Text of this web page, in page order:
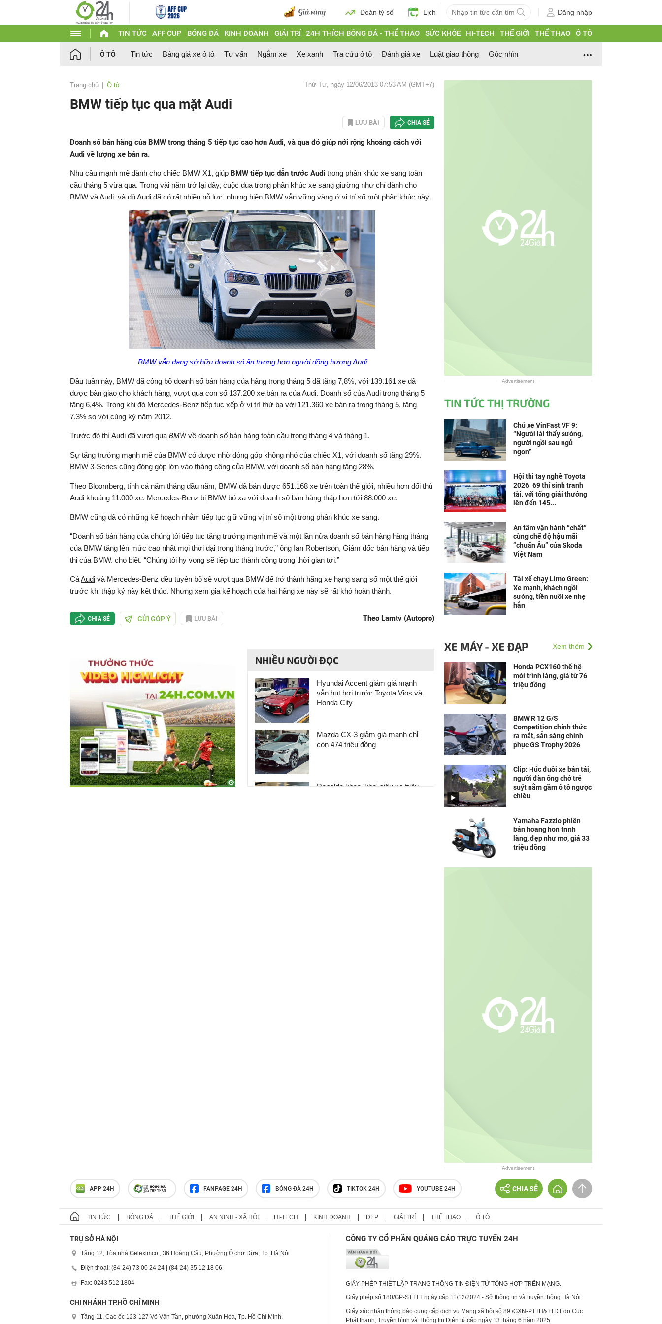
Đoán tỷ số Lịch Đăng nhập
TIN TỨC AFF CUP BÓNG ĐÁ KINH DOANH GIẢI TRÍ 24H THÍCH BÓNG ĐÁ - THỂ THAO SỨC KHỎE HI-TECH THẾ GIỚI THỂ THAO Ô TÔ
Ô TÔ Tin tức Bảng giá xe ô tô Tư vấn Ngắm xe Xe xanh Tra cứu ô tô Đánh giá xe Luật giao thông Góc nhìn
Trang chủ Ô tô Thứ Tư, ngày 12/06/2013 07:53 AM (GMT+7)
BMW tiếp tục qua mặt Audi
LƯU BÀI CHIA SẺ
Doanh số bán hàng của BMW trong tháng 5 tiếp tục cao hơn Audi, và qua đó giúp nới rộng khoảng cách với
Audi về lượng xe bán ra.
Nhu cầu mạnh mẽ dành cho chiếc BMW X1, giúp BMW tiếp tục dẫn trước Audi trong phân khúc xe sang toàn
cầu tháng 5 vừa qua. Trong vài năm trở lại đây, cuộc đua trong phân khúc xe sang giường như chỉ dành cho
BMW và Audi, và dù Audi đã có rất nhiều nỗ lực, nhưng hiện BMW vẫn vững vàng ở vị trí số một phân khúc này.
BMW vẫn đang sở hữu doanh só ấn tượng hơn người đồng hương Audi
Đầu tuần này, BMW đã công bố doanh số bán hàng của hãng trong tháng 5 đã tăng 7,8%, với 139.161 xe đã
được bàn giao cho khách hàng, vượt qua con số 137.200 xe bán ra của Audi. Doanh số của Audi trong tháng 5
tăng 6,4%. Trong khi đó Mercedes-Benz tiếp tục xếp ở vị trí thứ ba với 121.360 xe bán ra trong tháng 5, tăng
7,3% so với cùng kỳ năm 2012.
Trước đó thì Audi đã vượt qua BMWvề doanh số bán hàng toàn cầu trong tháng 4 và tháng 1.
Sự tăng trưởng mạnh mẽ của BMW có được nhờ đóng góp không nhỏ của chiếc X1, với doanh số tăng 29%.
BMW 3-Series cũng đóng góp lớn vào tháng công của BMW, với doanh số bán hàng tăng 28%.
Theo Bloomberg, tính cả năm tháng đầu năm, BMW đã bán được 651.168 xe trên toàn thế giới, nhiều hơn đối thủ
Audi khoảng 11.000 xe. Mercedes-Benz bị BMW bỏ xa với doanh số bán hàng thấp hơn tới 88.000 xe.
BMW cũng đã có những kế hoạch nhằm tiếp tục giữ vững vị trí số một trong phân khúc xe sang.
“Doanh số bán hàng của chúng tôi tiếp tục tăng trưởng mạnh mẽ và một lần nữa doanh số bán hàng hàng tháng
của BMW tăng lên mức cao nhất mọi thời đại trong tháng trước,” ông Ian Robertson, Giám đốc bán hàng và tiếp
thị của BMW, cho biết. “Chúng tôi hy vọng sẽ tiếp tục thành công trong thời gian tới.”
CảAudi và Mercedes-Benz đều tuyên bố sẽ vượt qua BMW để trở thành hãng xe hạng sang số một thế giới
trước khi thập kỷ này kết thúc. Nhưng xem gia kế hoạch của hai hãng xe này sẽ rất khó hoàn thành.
CHIA SẺ GỬI GÓP Ý LƯU BÀI Theo Lamtv (Autopro)
NHIỀU NGƯỜI ĐỌC
Hyundai Accent giảm giá mạnh
vẫn hụt hơi trước Toyota Vios và
Honda City
Mazda CX-3 giảm giá mạnh chỉ
còn 474 triệu đồng
Ronaldo khoe 'kho' siêu xe triệu
Advertisement
TIN TỨC THỊ TRƯỜNG
Chủ xe VinFast VF 9:
“Người lái thấy sướng,
người ngồi sau ngủ
ngon”
Hội thi tay nghề Toyota
2026: 69 thí sinh tranh
tài, với tổng giải thưởng
lên đến 145...
An tâm vận hành “chất”
cùng chế độ hậu mãi
“chuẩn Âu” của Skoda
Việt Nam
Tài xế chạy Limo Green:
Xe mạnh, khách ngồi
sướng, tiền nuôi xe nhẹ
hẳn
XE MÁY - XE ĐẠP Xem thêm
Honda PCX160 thế hệ
mới trình làng, giá từ 76
triệu đồng
BMW R 12 G/S
Competition chính thức
ra mắt, sẵn sàng chinh
phục GS Trophy 2026
Clip: Húc đuôi xe bán tải,
người đàn ông chở trẻ
suýt nằm gầm ô tô ngược
chiều
Yamaha Fazzio phiên
bản hoàng hôn trình
làng, đẹp như mơ, giá 33
triệu đồng
Advertisement
APP 24H FANPAGE 24H BÓNG ĐÁ 24H TIKTOK 24H YOUTUBE 24H CHIA SẺ
TIN TỨC BÓNG ĐÁ THẾ GIỚI AN NINH - XÃ HỘI HI-TECH KINH DOANH ĐẸP GIẢI TRÍ THỂ THAO Ô TÔ
TRỤ SỞ HÀ NỘI
Tầng 12, Tòa nhà Geleximco , 36 Hoàng Cầu, Phường Ô chợ Dừa, Tp. Hà Nội
Điện thoại: (84-24) 73 00 24 24 | (84-24) 35 12 18 06
Fax: 0243 512 1804
CHI NHÁNH TP.HỒ CHÍ MINH
Tầng 11, Cao ốc 123-127 Võ Văn Tần, phường Xuân Hòa, Tp. Hồ Chí Minh.
CÔNG TY CỔ PHẦN QUẢNG CÁO TRỰC TUYẾN 24H
GIẤY PHÉP THIẾT LẬP TRANG THÔNG TIN ĐIỆN TỬ TỔNG HỢP TRÊN MẠNG.
Giấy phép số 180/GP-STTTT ngày cấp 11/12/2024 - Sở thông tin và truyền thông Hà Nội.
Giấy xác nhận thông báo cung cấp dịch vụ Mạng xã hội số 89 /GXN-PTTH&TTĐT do Cục
Phát thanh, Truyền hình và Thông tin Điện tử cấp ngày 13 tháng 6 năm 2025.